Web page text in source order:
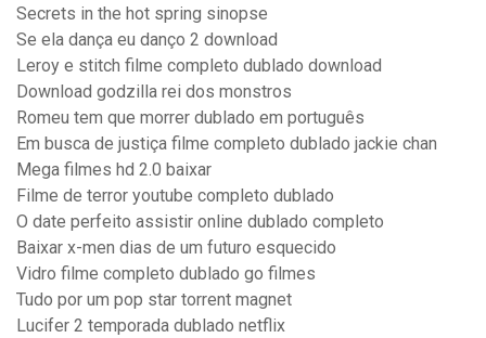
Secrets in the hot spring sinopse
Se ela dança eu danço 2 download
Leroy e stitch filme completo dublado download
Download godzilla rei dos monstros
Romeu tem que morrer dublado em português
Em busca de justiça filme completo dublado jackie chan
Mega filmes hd 2.0 baixar
Filme de terror youtube completo dublado
O date perfeito assistir online dublado completo
Baixar x-men dias de um futuro esquecido
Vidro filme completo dublado go filmes
Tudo por um pop star torrent magnet
Lucifer 2 temporada dublado netflix